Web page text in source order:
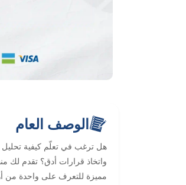
الوصف العام
هل ترغب في تعلّم كيفية تحليل
مميزة للتعرف على واحدة من